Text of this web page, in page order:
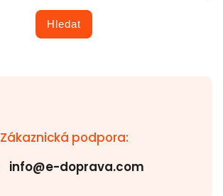
Zákaznická podpora:
info@e-doprava.com
Hledat